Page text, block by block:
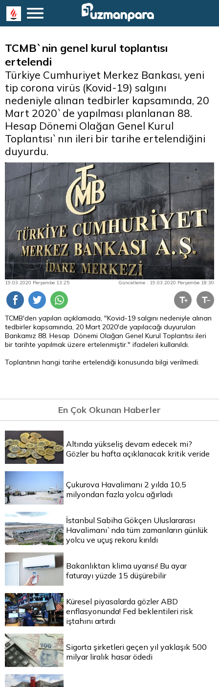
TCMB`nin genel kurul toplantısı
ertelendi
Türkiye Cumhuriyet Merkez Bankası, yeni
tip corona virüs (Kovid-19) salgını
nedeniyle alınan tedbirler kapsamında, 20
Mart 2020`de yapılması planlanan 88.
Hesap Dönemi Olağan Genel Kurul
Toplantısı`nın ileri bir tarihe ertelendiğini
duyurdu.
19.03.2020 Perşembe 13:25 Güncelleme : 19.03.2020 Perşembe 18:30
TCMB'den yapılan açıklamada, "Kovid-19 salgını nedeniyle alınan
tedbirler kapsamında, 20 Mart 2020'de yapılacağı duyurulan
Bankamız 88. Hesap Dönemi Olağan Genel Kurul Toplantısı ileri
bir tarihte yapılmak üzere ertelenmiştir." ifadeleri kullanıldı.
Toplantının hangi tarihe ertelendiği konusunda bilgi verilmedi.
En Çok Okunan Haberler
Altında yükseliş devam edecek mi?
Gözler bu hafta açıklanacak kritik veride
Çukurova Havalimanı 2 yılda 10,5
milyondan fazla yolcu ağırladı
İstanbul Sabiha Gökçen Uluslararası
Havalimanı`nda tüm zamanların günlük
yolcu ve uçuş rekoru kırıldı
Bakanlıktan klima uyarısı! Bu ayar
faturayı yüzde 15 düşürebilir
Küresel piyasalarda gözler ABD
enflasyonunda! Fed beklentileri risk
iştahını artırdı
Sigorta şirketleri geçen yıl yaklaşık 500
milyar liralık hasar ödedi